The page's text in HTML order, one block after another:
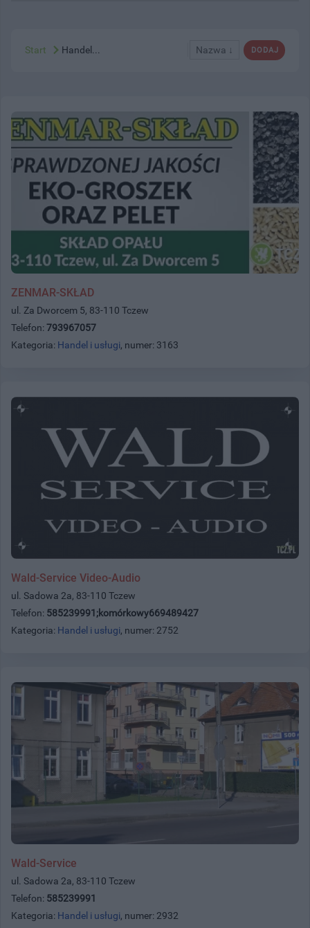
DODAJ
Nazwa ↓
Start Handel...
ZENMAR-SKŁAD
ul. Za Dworcem 5, 83-110 Tczew
Telefon: 793967057
Kategoria: Handel i usługi, numer: 3163
Wald-Service Video-Audio
ul. Sadowa 2a, 83-110 Tczew
Telefon: 585239991;komórkowy669489427
Kategoria: Handel i usługi, numer: 2752
Wald-Service
ul. Sadowa 2a, 83-110 Tczew
Telefon: 585239991
Kategoria: Handel i usługi, numer: 2932